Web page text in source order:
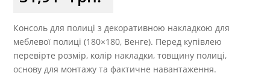
Консоль для полиці з декоративною накладкою для
меблевої полиці (180×180, Венге). Перед купівлею
перевірте розмір, колір накладки, товщину полиці,
основу для монтажу та фактичне навантаження.